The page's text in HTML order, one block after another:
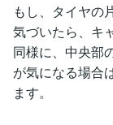
もし、タイヤの
気づいたら、キ
同様に、中央部
が気になる場合
ます。